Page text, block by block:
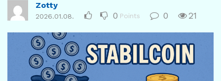
Zotty
2026.01.08. 0 Points 0 21